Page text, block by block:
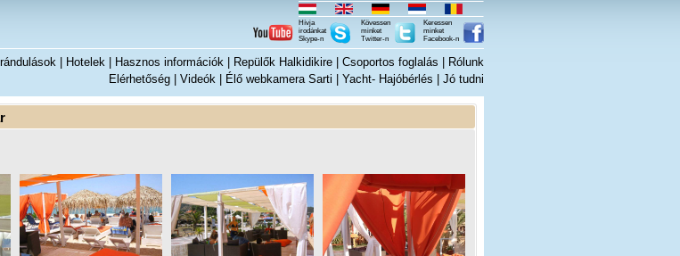
Hívja
irodánkat
Skype-n
Kövessen
minket
Twitter-n
Keressen
minket
Facebook-n
| Hotelek| Hasznos információk| Repülők Halkidikire| Csoportos foglalás
Rólunk
Elérhetőség| Videók| Élő webkamera Sarti Yacht- Hajóbérlés Jó tudni